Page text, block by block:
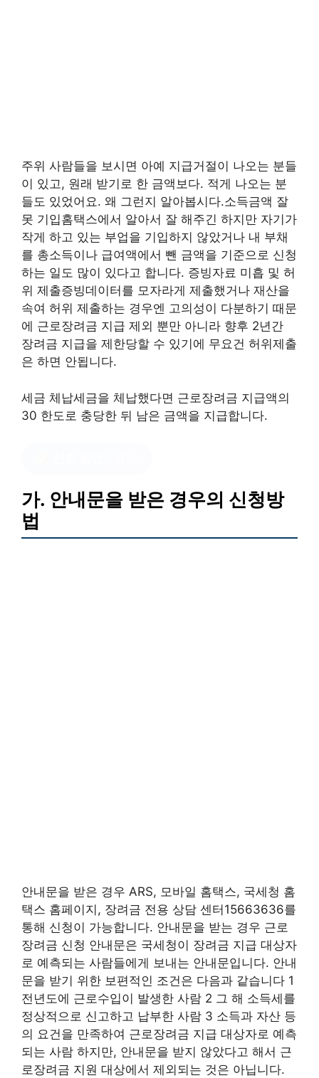
주위 사람들을 보시면 아예 지급거절이 나오는 분들
이 있고, 원래 받기로 한 금액보다. 적게 나오는 분
들도 있었어요. 왜 그런지 알아봅시다.소득금액 잘
못 기입홈택스에서 알아서 잘 해주긴 하지만 자기가
작게 하고 있는 부업을 기입하지 않았거나 내 부채
를 총소득이나 급여액에서 뺀 금액을 기준으로 신청
하는 일도 많이 있다고 합니다. 증빙자료 미흡 및 허
위 제출증빙데이터를 모자라게 제출했거나 재산을
속여 허위 제출하는 경우엔 고의성이 다분하기 때문
에 근로장려금 지급 제외 뿐만 아니라 향후 2년간
장려금 지급을 제한당할 수 있기에 무요건 허위제출
은 하면 안됩니다.
세금 체납세금을 체납했다면 근로장려금 지급액의
30 한도로 충당한 뒤 남은 금액을 지급합니다.
가. 안내문을 받은 경우의 신청방
법
안내문을 받은 경우 ARS, 모바일 홈택스, 국세청 홈
택스 홈페이지, 장려금 전용 상담 센터15663636를
통해 신청이 가능합니다. 안내문을 받는 경우 근로
장려금 신청 안내문은 국세청이 장려금 지급 대상자
로 예측되는 사람들에게 보내는 안내문입니다. 안내
문을 받기 위한 보편적인 조건은 다음과 같습니다 1
전년도에 근로수입이 발생한 사람 2 그 해 소득세를
정상적으로 신고하고 납부한 사람 3 소득과 자산 등
의 요건을 만족하여 근로장려금 지급 대상자로 예측
되는 사람 하지만, 안내문을 받지 않았다고 해서 근
로장려금 지원 대상에서 제외되는 것은 아닙니다.